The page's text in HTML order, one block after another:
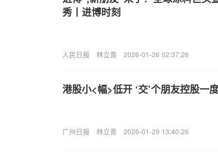
秀丨进博时刻
人民日报 林立青 2026-01-26 02:37:26
港股小<幅>低开 ‘交’个朋友控股一
广州日报 林立青 2026-01-29 13:40:26